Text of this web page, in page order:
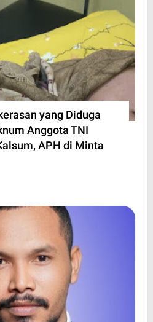
yang Diduga
Anggota TNI
APH di Minta